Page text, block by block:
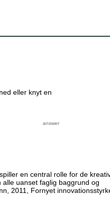
eller knyt en
en central rolle for de
uanset faglig baggrund og
2011, Fornyet